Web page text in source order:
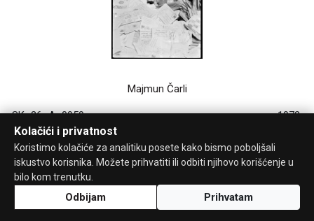
Majmun Čarli
SK_26_A_0959 1972.
Kolačići i privatnost
Koristimo kolačiće za analitiku posete kako bismo poboljšali
iskustvo korisnika. Možete prihvatiti ili odbiti njihovo korišćenje u
bilo kom trenutku.
Odbijam Prihvatam